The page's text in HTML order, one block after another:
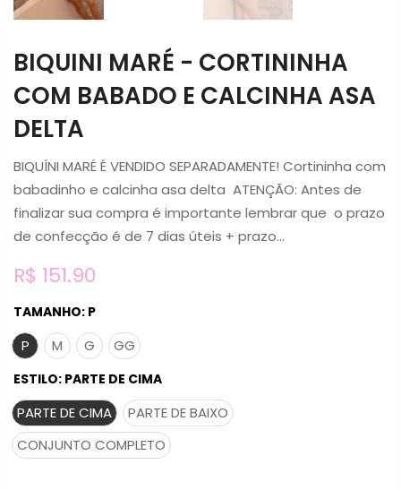
BIQUINI MARÉ - CORTININHA
COM BABADO E CALCINHA ASA
DELTA
BIQUÍNI MARÉ É VENDIDO SEPARADAMENTE! Cortininha com
babadinho e calcinha asa delta ATENÇÃO: Antes de
finalizar sua compra é importante lembrar que o prazo
de confecção é de 7 dias úteis + prazo...
R$ 151.90
TAMANHO: P
P M G GG
ESTILO: PARTE DE CIMA
PARTE DE CIMA
PARTE DE BAIXO
CONJUNTO COMPLETO